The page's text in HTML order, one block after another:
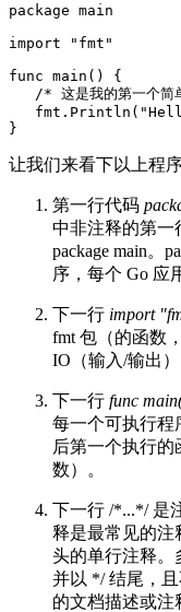
package main
import "fmt"
func main() {
/* 这是我的第一个简
让我们来看下以上程
第一行代码
中非注释的第一
package main。
序，每个 Go 应
下一行 import
fmt 包（的函数
IO（输入/输出）
下一行 func
每一个可执行程
后第一个执行的
数）。
下一行 /*...*/ 是
释是最常见的注
头的单行注释。
并以 */ 结尾，
的文档描述或注